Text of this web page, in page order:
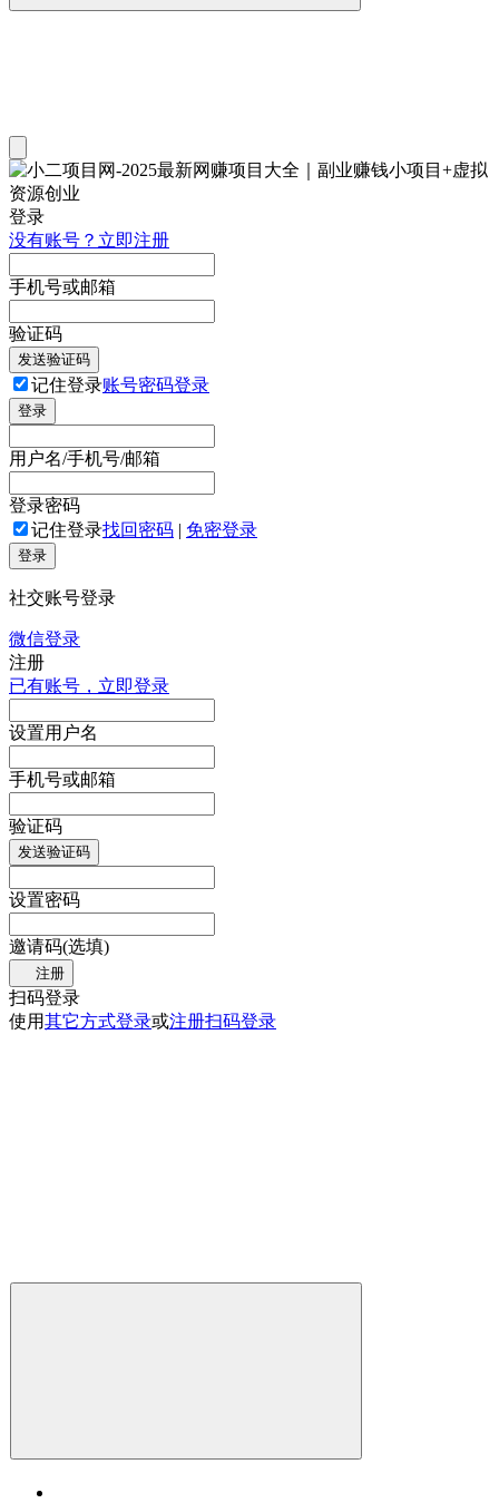
登录
没有账号？立即注册
手机号或邮箱
验证码
发送验证码
记住登录账号密码登录
登录
用户名/手机号/邮箱
登录密码
记住登录找回密码 | 免密登录
登录
社交账号登录
微信登录
注册
已有账号，立即登录
设置用户名
手机号或邮箱
验证码
发送验证码
设置密码
邀请码(选填)
注册
扫码登录
使用其它方式登录或注册扫码登录